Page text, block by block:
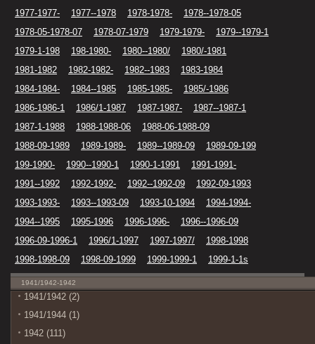
1977-1977-
1977--1978 1978-1978-
1978--1978-05
1978-05-1978-07
1978-07-1979 1979-1979-
1979--1979-1
1979-1-198
198-1980- 1980--1980/
1980/-1981
1981-1982
1982-1982- 1982--1983
1983-1984
1984-1984-
1984--1985 1985-1985-
1985/-1986
1986-1986-1
1986/1-1987 1987-1987-
1987--1987-1
1987-1-1988
1988-1988-06
1988-06-1988-09
1988-09-1989
1989-1989- 1989--1989-09
1989-09-199
199-1990-
1990--1990-1 1990-1-1991
1991-1991-
1991--1992
1992-1992- 1992--1992-09
1992-09-1993
1993-1993-
1993--1993-09 1993-10-1994
1994-1994-
1994--1995
1995-1996 1996-1996-
1996--1996-09
1996-09-1996-1
1996/1-1997 1997-1997/
1998-1998
1998-1998-09
1998-09-1999 1999-1999-1 1999-1-1s
1941/1942-1942
1941/1942 (2)
1941/1944 (1)
1942 (111)